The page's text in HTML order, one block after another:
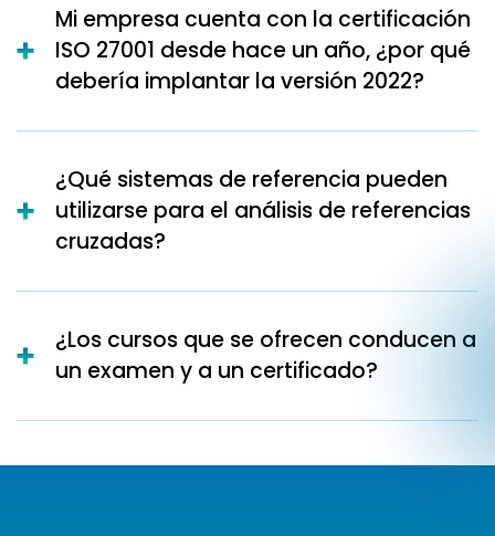
Mi empresa cuenta con la certificación
ISO 27001 desde hace un año, ¿por qué
debería implantar la versión 2022?
¿Qué sistemas de referencia pueden
utilizarse para el análisis de referencias
cruzadas?
¿Los cursos que se ofrecen conducen a
un examen y a un certificado?